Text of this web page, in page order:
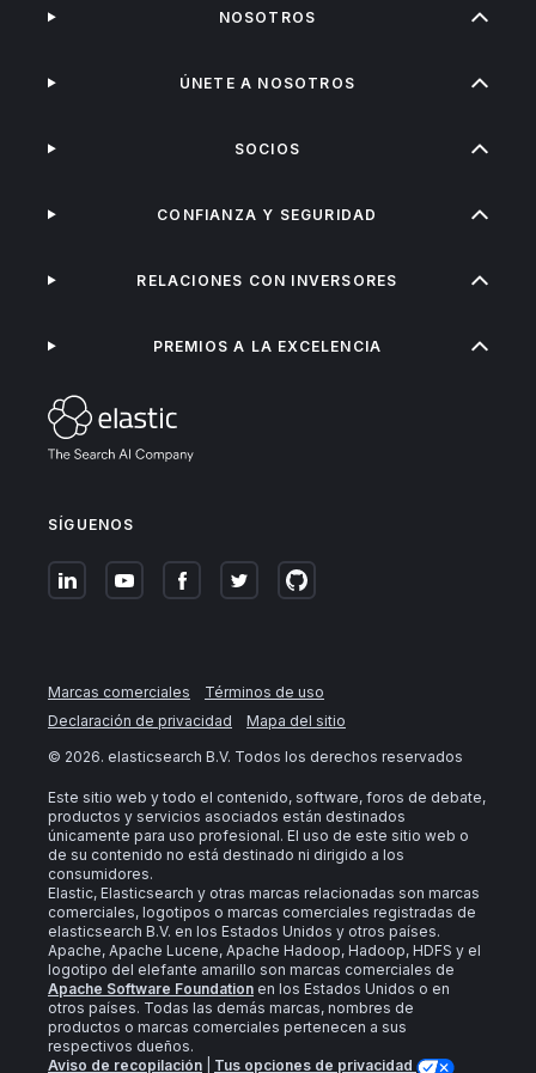
SÍGUENOS
NOSOTROS
ÚNETE A NOSOTROS
SOCIOS
CONFIANZA Y SEGURIDAD
RELACIONES CON INVERSORES
PREMIOS A LA EXCELENCIA
Marcas comerciales
Términos de uso
Declaración de privacidad
Mapa del sitio
© 2026. elasticsearch B.V. Todos los derechos reservados
Este sitio web y todo el contenido, software, foros de debate,
productos y servicios asociados están destinados
únicamente para uso profesional. El uso de este sitio web o
de su contenido no está destinado ni dirigido a los
consumidores.
Elastic, Elasticsearch y otras marcas relacionadas son marcas
comerciales, logotipos o marcas comerciales registradas de
elasticsearch B.V. en los Estados Unidos y otros países.
Apache, Apache Lucene, Apache Hadoop, Hadoop, HDFS y el
logotipo del elefante amarillo son marcas comerciales de
Apache Software Foundation en los Estados Unidos o en
otros países. Todas las demás marcas, nombres de
productos o marcas comerciales pertenecen a sus
respectivos dueños.
Aviso de recopilación
Tus opciones de privacidad